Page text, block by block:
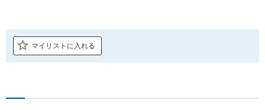
マイリストに入れる